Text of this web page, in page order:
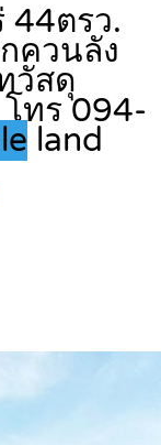
44ตรว.
ควนลัง
วัสดุ
ทร 094-
land